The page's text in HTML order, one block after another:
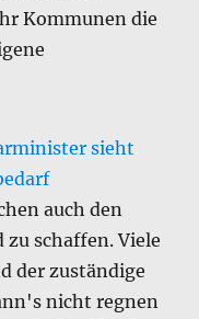
Kommunen die
sieht
auch den
schaffen. Viele
der zuständige
nicht regnen